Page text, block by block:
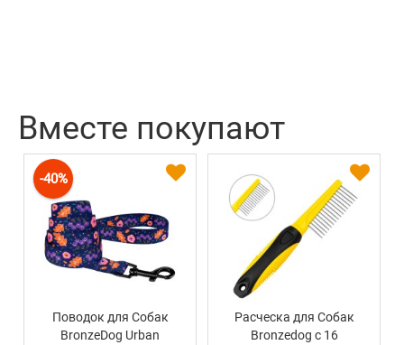
Вместе покупают
-40%
Поводок для Собак
BronzeDog Urban
Расческа для Собак
Bronzedog с 16